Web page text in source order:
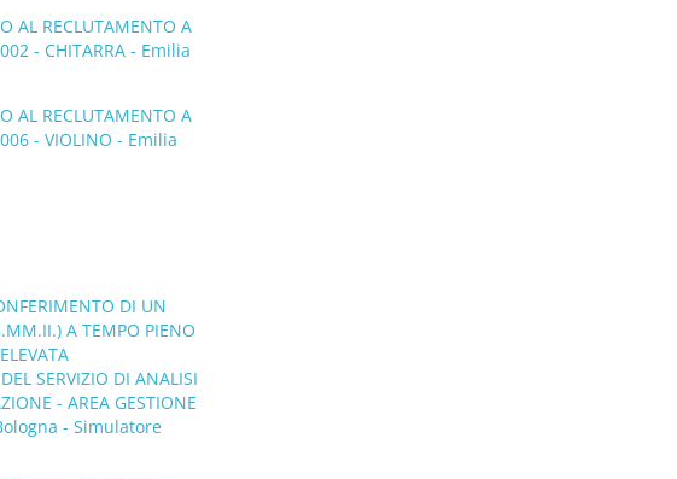
AL RECLUTAMENTO A
- CHITARRA - Emilia
AL RECLUTAMENTO A
- VIOLINO - Emilia
DI UN
A TEMPO PIENO
SERVIZIO DI ANALISI
- AREA GESTIONE
- Simulatore